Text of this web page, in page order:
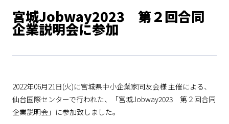
宮城Jobway2023 第２回合同
企業説明会に参加
2022年06月21日(火)に宮城県中小企業家同友会様 主催による、
仙台国際センターで行われた、「宮城Jobway2023 第２回合同
企業説明会」に参加致しました。